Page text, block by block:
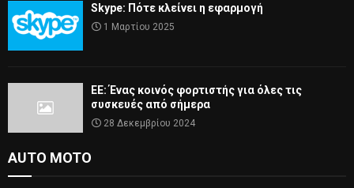
Skype: Πότε κλείνει η εφαρμογή
1 Μαρτίου 2025
ΕΕ: Ένας κοινός φορτιστής για όλες τις
συσκευές από σήμερα
28 Δεκεμβρίου 2024
AUTO MOTO